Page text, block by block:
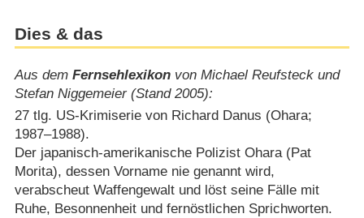
Dies & das
Aus dem Fernsehlexikonvon Michael Reufsteck und
Stefan Niggemeier (Stand 2005):
27 tlg. US-Krimiserie von Richard Danus (Ohara;
1987⁠–⁠1988).
Der japanisch-amerikanische Polizist Ohara (Pat
Morita), dessen Vorname nie genannt wird,
verabscheut Waffengewalt und löst seine Fälle mit
Ruhe, Besonnenheit und fernöstlichen Sprichworten.